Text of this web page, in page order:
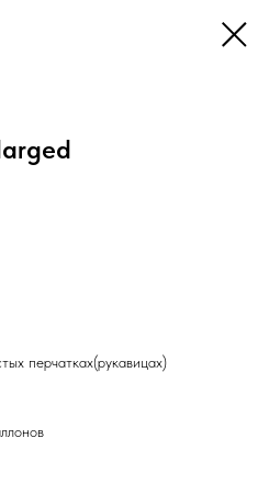
перчатках(рукавицах)